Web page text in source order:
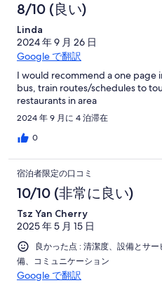
8/10 (良い)
Linda
2024 年 9 月 26 日
Google で翻訳
I would recommend a one page
bus, train routes/schedules to
restaurants in area
2024 年 9 月に 4 泊滞在
0
宿泊者限定の口コミ
10/10 (非常に良い)
Tsz Yan Cherry
2025 年 5 月 15 日
良かった点 : 清潔度、設備とサ
備、コミュニケーション
Google で翻訳